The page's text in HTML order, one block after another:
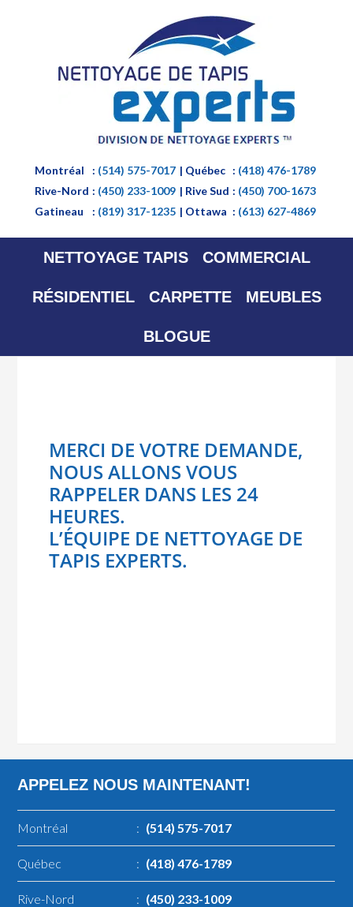
Montréal : (514) 575-7017 | Québec : (418) 476-1789
Rive-Nord : (450) 233-1009 | Rive Sud : (450) 700-1673
Gatineau
: (819) 317-1235 | Ottawa : (613) 627-4869
NETTOYAGE TAPIS COMMERCIAL
RÉSIDENTIEL CARPETTE MEUBLES
BLOGUE
MERCI DE VOTRE DEMANDE,
NOUS ALLONS VOUS
RAPPELER DANS LES 24
HEURES.
L’ÉQUIPE DE NETTOYAGE DE
TAPIS EXPERTS.
APPELEZ NOUS MAINTENANT!
Montréal : (514) 575-7017
Québec : (418) 476-1789
Rive-Nord : (450) 233-1009